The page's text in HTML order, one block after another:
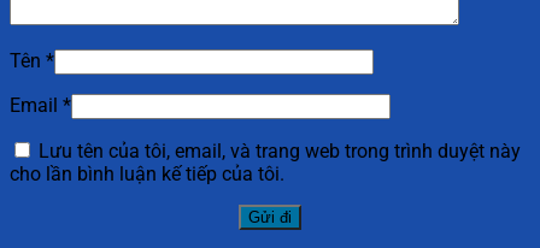
Tên *
Email *
Lưu tên của tôi, email, và trang web trong trình duyệt này
cho lần bình luận kế tiếp của tôi.